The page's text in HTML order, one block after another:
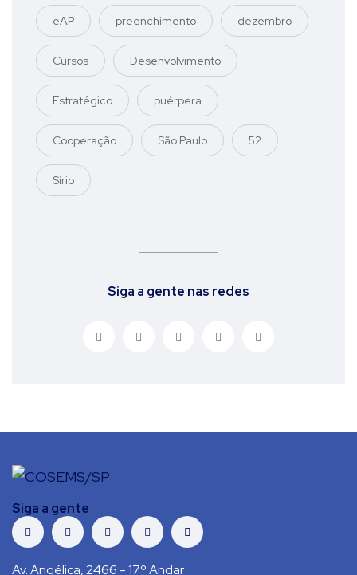
eAP preenchimento dezembro
Cursos Desenvolvimento
Estratégico puérpera
Cooperação São Paulo 52
Sírio
Siga a gente nas redes
Siga a gente
Av. Angélica, 2466 - 17º Andar